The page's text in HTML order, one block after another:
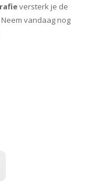
versterk je de
vandaag nog